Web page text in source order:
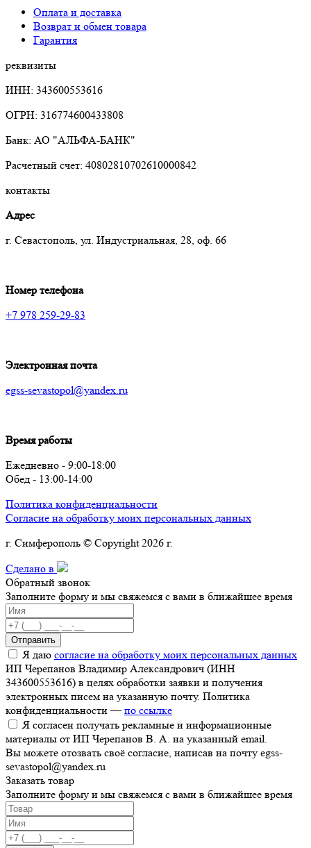
Оплата и доставка
Возврат и обмен товара
Гарантия
реквизиты
ИНН: 343600553616
ОГРН: 316774600433808
Банк: АО "АЛЬФА-БАНК"
Расчетный счет: 40802810702610000842
контакты
Адрес
г. Севастополь, ул. Индустриальная, 28, оф. 66
Номер телефона
+7 978 259-29-83
Электронная почта
egss-sevastopol@yandex.ru
Время работы
Ежедневно - 9:00-18:00
Обед - 13:00-14:00
Политика конфиденциальности
Согласие на обработку моих персональных данных
г. Симферополь © Copyright 2026 г.
Сделано в
Обратный звонок
Заполните форму и мы свяжемся с вами в ближайшее время
Отправить
Я даю согласие на обработку моих персональных данных
ИП Черепанов Владимир Александрович (ИНН
343600553616) в целях обработки заявки и получения
электронных писем на указанную почту. Политика
конфиденциальности —по ссылке
Я согласен получать рекламные и информационные
материалы от ИП Черепанов В. А. на указанный email.
Вы можете отозвать своё согласие, написав на почту egss-
sevastopol@yandex.ru
Заказать товар
Заполните форму и мы свяжемся с вами в ближайшее время